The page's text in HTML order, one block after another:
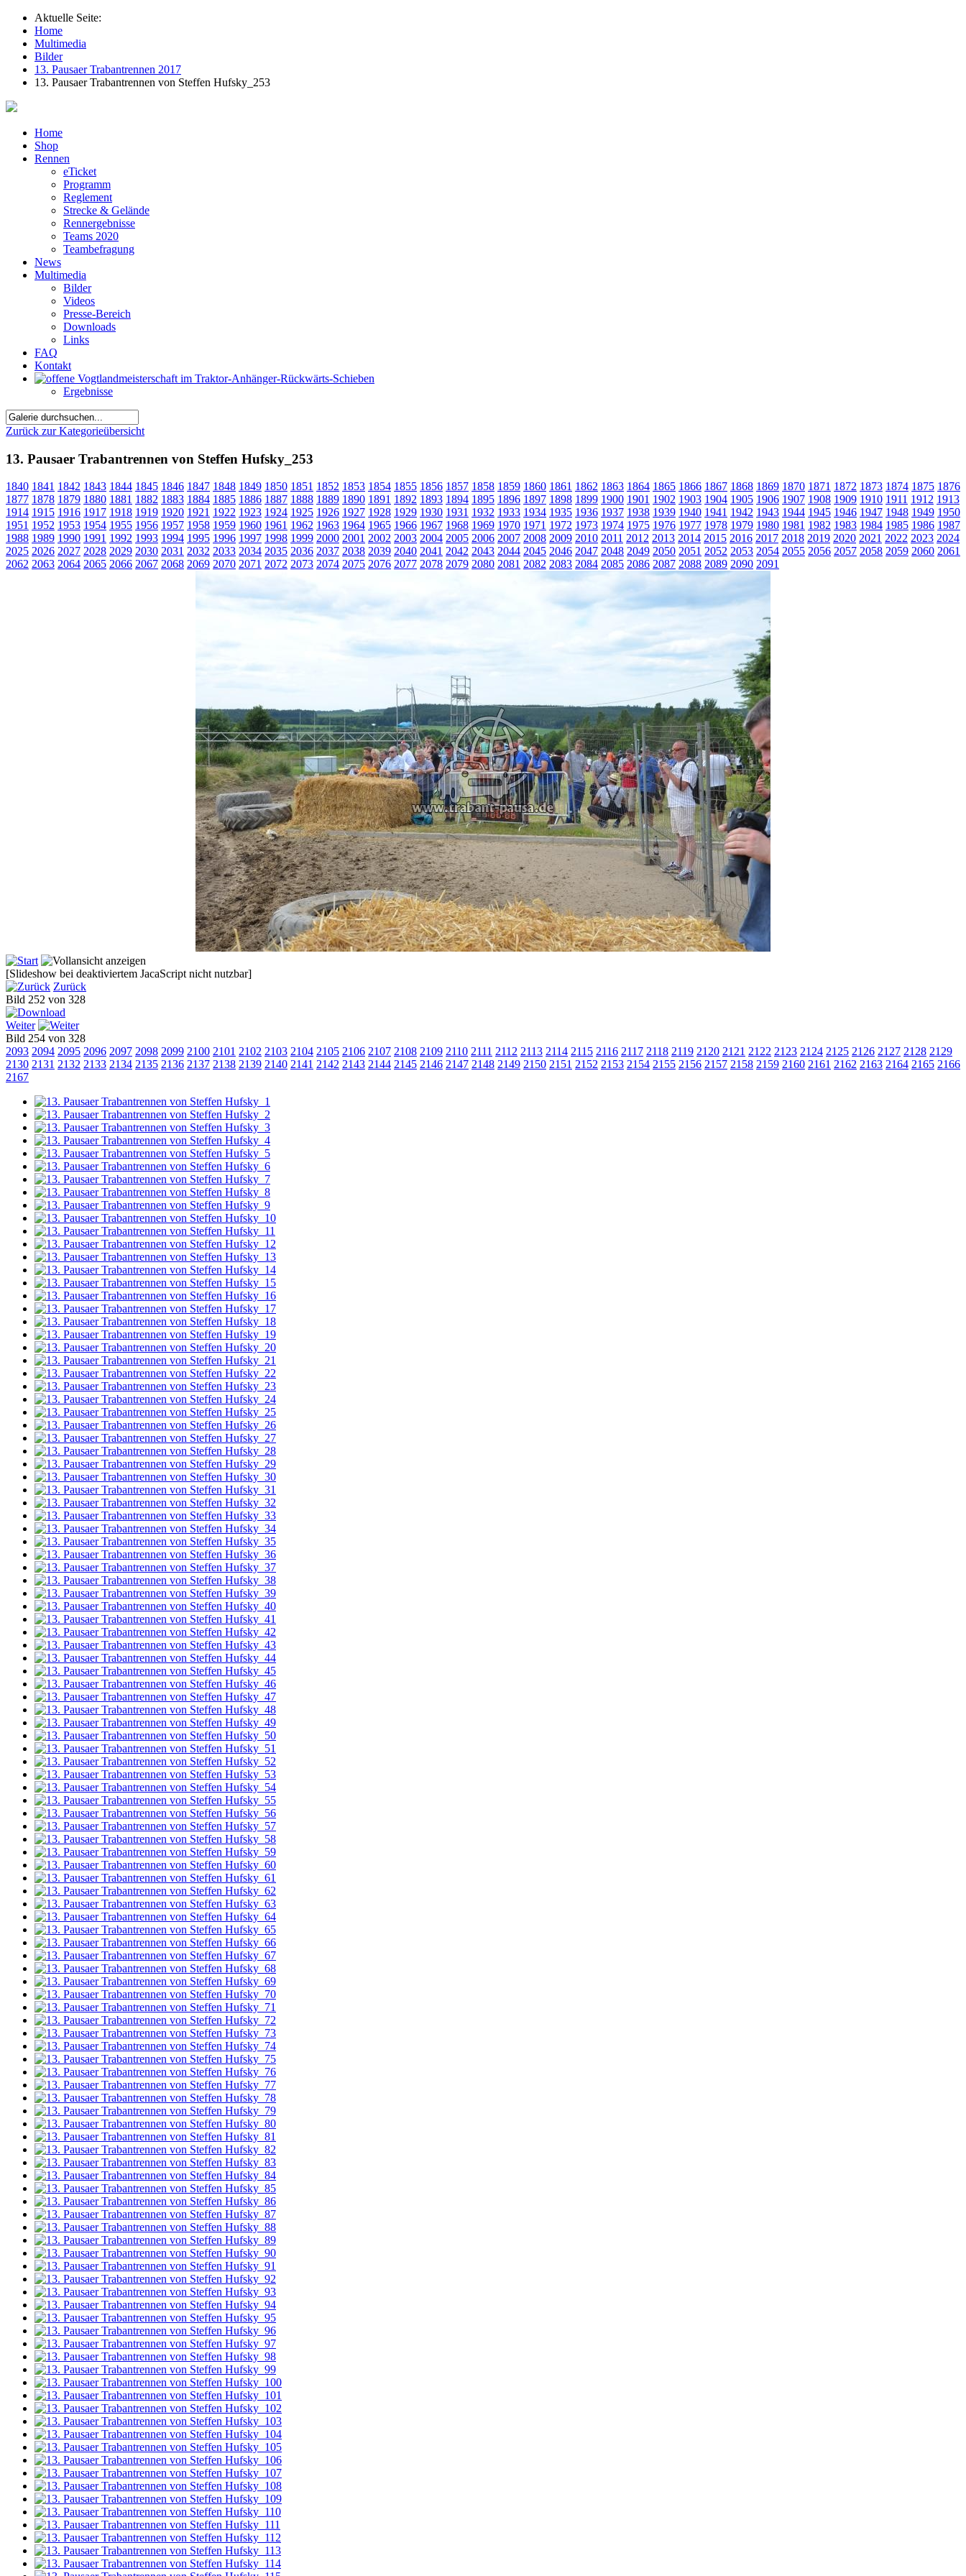
Aktuelle Seite:
Home
Multimedia
Bilder
13. Pausaer Trabantrennen 2017
13. Pausaer Trabantrennen von Steffen Hufsky_253
Home
Shop
Rennen
eTicket
Programm
Reglement
Strecke & Gelände
Rennergebnisse
Teams 2020
Teambefragung
News
Multimedia
Bilder
Videos
Presse-Bereich
Downloads
Links
FAQ
Kontakt
Ergebnisse
Zurück zur Kategorieübersicht
13. Pausaer Trabantrennen von Steffen Hufsky_253
1840 1841 1842 1843 1844 1845 1846 1847 1848 1849 1850 1851 1852 1853 1854 1855 1856 1857 1858 1859 1860 1861 1862 1863 1864 1865 1866 1867 1868 1869 1870 1871 1872 1873 1874 1875 1876
1877 1878 1879 1880 1881 1882 1883 1884 1885 1886 1887 1888 1889 1890 1891 1892 1893 1894 1895 1896 1897 1898 1899 1900 1901 1902 1903 1904 1905 1906 1907 1908 1909 1910 1911 1912 1913
1914 1915 1916 1917 1918 1919 1920 1921 1922 1923 1924 1925 1926 1927 1928 1929 1930 1931 1932 1933 1934 1935 1936 1937 1938 1939 1940 1941 1942 1943 1944 1945 1946 1947 1948 1949 1950
1951 1952 1953 1954 1955 1956 1957 1958 1959 1960 1961 1962 1963 1964 1965 1966 1967 1968 1969 1970 1971 1972 1973 1974 1975 1976 1977 1978 1979 1980 1981 1982 1983 1984 1985 1986 1987
1988 1989 1990 1991 1992 1993 1994 1995 1996 1997 1998 1999 2000 2001 2002 2003 2004 2005 2006 2007 2008 2009 2010 2011 2012 2013 2014 2015 2016 2017 2018 2019 2020 2021 2022 2023 2024
2025 2026 2027 2028 2029 2030 2031 2032 2033 2034 2035 2036 2037 2038 2039 2040 2041 2042 2043 2044 2045 2046 2047 2048 2049 2050 2051 2052 2053 2054 2055 2056 2057 2058 2059 2060 2061
2062 2063 2064 2065 2066 2067 2068 2069 2070 2071 2072 2073 2074 2075 2076 2077 2078 2079 2080 2081 2082 2083 2084 2085 2086 2087 2088 2089 2090 2091
[Slideshow bei deaktiviertem JacaScript nicht nutzbar]
Zurück
Bild 252 von 328
Weiter
Bild 254 von 328
2093 2094 2095 2096 2097 2098 2099 2100 2101 2102 2103 2104 2105 2106 2107 2108 2109 2110 2111 2112 2113 2114 2115 2116 2117 2118 2119 2120 2121 2122 2123 2124 2125 2126 2127 2128 2129
2130 2131 2132 2133 2134 2135 2136 2137 2138 2139 2140 2141 2142 2143 2144 2145 2146 2147 2148 2149 2150 2151 2152 2153 2154 2155 2156 2157 2158 2159 2160 2161 2162 2163 2164 2165 2166
2167